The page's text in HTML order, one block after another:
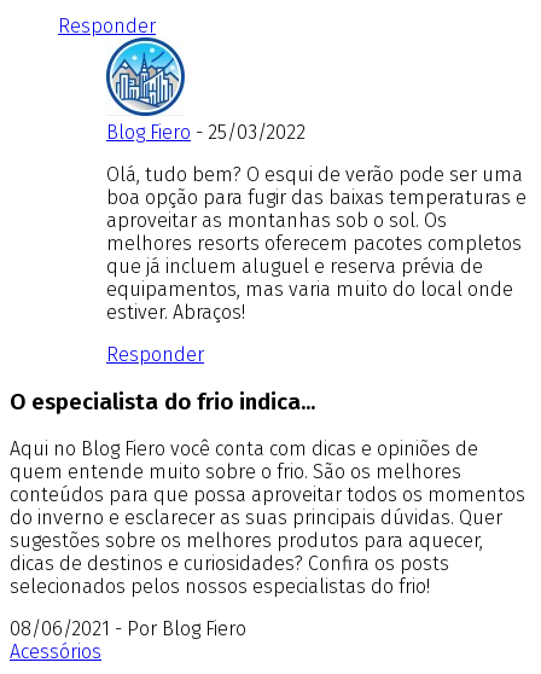
Responder
Blog Fiero - 25/03/2022
Olá, tudo bem? O esqui de verão pode ser uma
boa opção para fugir das baixas temperaturas e
aproveitar as montanhas sob o sol. Os
melhores resorts oferecem pacotes completos
que já incluem aluguel e reserva prévia de
equipamentos, mas varia muito do local onde
estiver. Abraços!
Responder
O especialista do frio indica...
Aqui no Blog Fiero você conta com dicas e opiniões de
quem entende muito sobre o frio. São os melhores
conteúdos para que possa aproveitar todos os momentos
do inverno e esclarecer as suas principais dúvidas. Quer
sugestões sobre os melhores produtos para aquecer,
dicas de destinos e curiosidades? Confira os posts
selecionados pelos nossos especialistas do frio!
08/06/2021 - Por Blog Fiero
Acessórios